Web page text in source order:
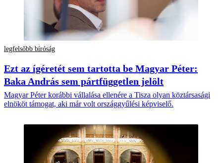
legfelsőbb bíróság
Ezt az ígéretét sem tartotta be Magyar Péter:
Baka András sem pártfüggetlen jelölt
Magyar Péter korábbi vállalása ellenére a Tisza olyan köztársasági
elnököt támogat, aki már volt országgyűlési képviselő.